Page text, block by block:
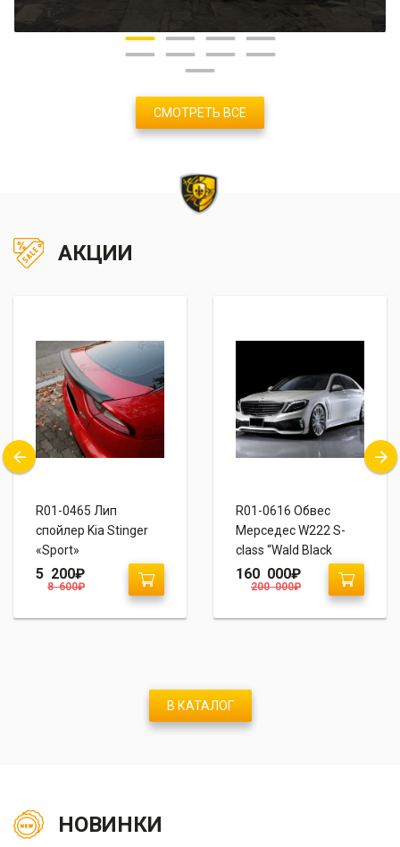
СМОТРЕТЬ ВСЕ
АКЦИИ
R01-0465 Лип
спойлер Kia Stinger
«Sport»
8 600₽
5 200₽
R01-0616 Обвес
Мерседес W222 S-
сlass “Wald Black
Bison”
200 000₽
160 000₽
В КАТАЛОГ
НОВИНКИ